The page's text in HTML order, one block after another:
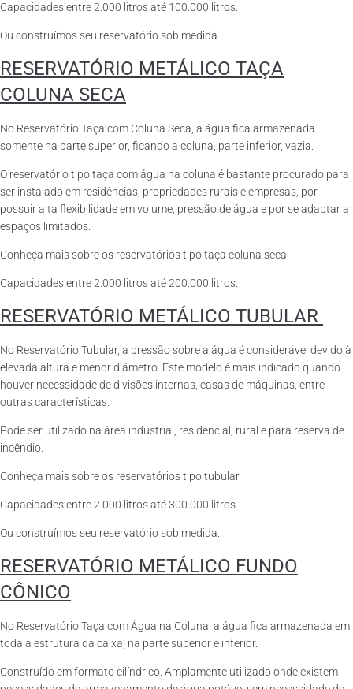
Capacidades entre 2.000 litros até 100.000 litros.
Ou construímos seu reservatório sob medida.
RESERVATÓRIO METÁLICO TAÇA
COLUNA SECA
No Reservatório Taça com Coluna Seca, a água fica armazenada
somente na parte superior, ficando a coluna, parte inferior, vazia.
O reservatório tipo taça com água na coluna é bastante procurado para
ser instalado em residências, propriedades rurais e empresas, por
possuir alta flexibilidade em volume, pressão de água e por se adaptar a
espaços limitados.
Conheça mais sobre os reservatórios tipo taça coluna seca.
Capacidades entre 2.000 litros até 200.000 litros.
RESERVATÓRIO METÁLICO TUBULAR
No Reservatório Tubular, a pressão sobre a água é considerável devido à
elevada altura e menor diâmetro. Este modelo é mais indicado quando
houver necessidade de divisões internas, casas de máquinas, entre
outras características.
Pode ser utilizado na área industrial, residencial, rural e para reserva de
incêndio.
Conheça mais sobre os reservatórios tipo tubular.
Capacidades entre 2.000 litros até 300.000 litros.
Ou construímos seu reservatório sob medida.
RESERVATÓRIO METÁLICO FUNDO
CÔNICO
No Reservatório Taça com Água na Coluna, a água fica armazenada em
toda a estrutura da caixa, na parte superior e inferior.
Construído em formato cilíndrico. Amplamente utilizado onde existem